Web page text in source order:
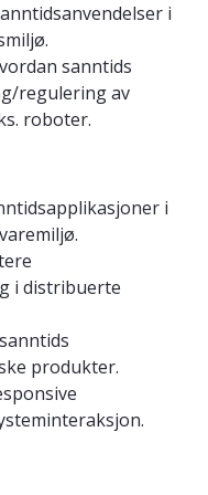
i
sanntids
regulering av
roboter.
i
i distribuerte
produkter.